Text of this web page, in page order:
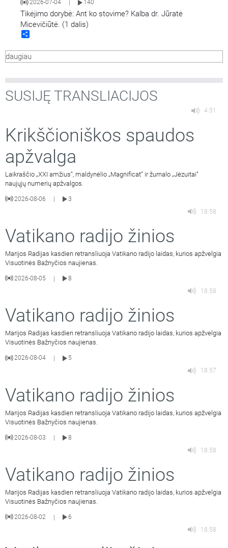
2026-07-04 140
Tikėjimo dorybė: Ant ko stovime? Kalba dr. Jūratė
Micevičiūtė. (1 dalis)
daugiau
SUSIJĘ TRANSLIACIJOS
4:51
Krikščioniškos spaudos
apžvalga
Laikraščio „XXI amžius“, maldynėlio „Magnificat“ ir žurnalo „Jėzuitai“
naujųjų numerių apžvalgos.
2026-08-06
3
18:58
Vatikano radijo žinios
Marijos Radijas kasdien retransliuoja Vatikano radijo laidas, kurios apžvelgia
Visuotinės Bažnyčios naujienas.
2026-08-05 |
8
18:58
Vatikano radijo žinios
Marijos Radijas kasdien retransliuoja Vatikano radijo laidas, kurios apžvelgia
Visuotinės Bažnyčios naujienas.
2026-08-04
5
18:57
Vatikano radijo žinios
Marijos Radijas kasdien retransliuoja Vatikano radijo laidas, kurios apžvelgia
Visuotinės Bažnyčios naujienas.
2026-08-03
8
18:58
Vatikano radijo žinios
Marijos Radijas kasdien retransliuoja Vatikano radijo laidas, kurios apžvelgia
Visuotinės Bažnyčios naujienas.
2026-08-02 |
6
18:58